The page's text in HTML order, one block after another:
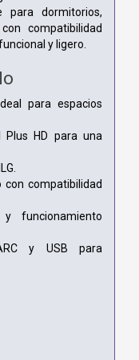
para dormitorios,
compatibilidad
y ligero.
para espacios
Plus HD para una
compatibilidad
funcionamiento
y USB para